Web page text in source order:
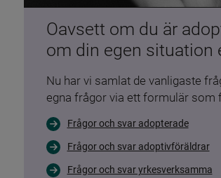
Oavsett om du är
om din egen situation
Nu har vi samlat de vanligaste
egna frågor via ett formulär som
Frågor och svar adopterade
Frågor och svar adoptivföräldrar
Frågor och svar yrkesverksamma